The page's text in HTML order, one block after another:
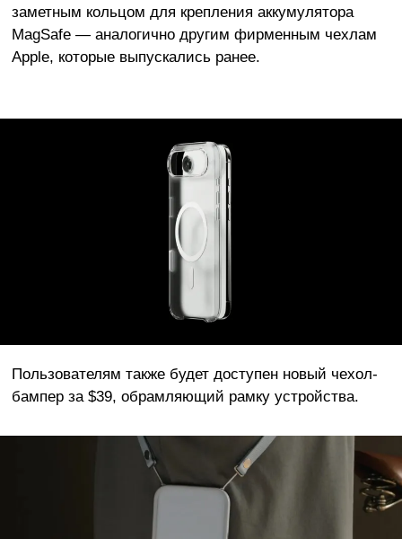
заметным кольцом для крепления аккумулятора
MagSafe — аналогично другим фирменным чехлам
Apple, которые выпускались ранее.
Пользователям также будет доступен новый чехол-
бампер за $39, обрамляющий рамку устройства.